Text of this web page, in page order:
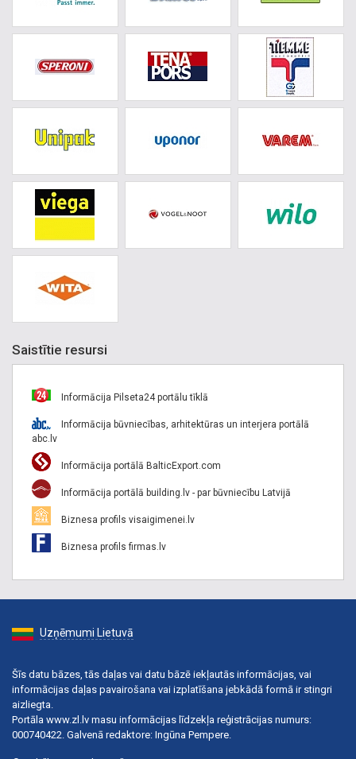
Saistītie resursi
Informācija Pilseta24 portālu tīklā
Informācija būvniecības, arhitektūras un interjera portālā
abc.lv
Informācija portālā BalticExport.com
Informācija portālā building.lv - par būvniecību Latvijā
Biznesa profils visaigimenei.lv
Biznesa profils firmas.lv
Uzņēmumi Lietuvā
Šīs datu bāzes, tās daļas vai datu bāzē iekļautās informācijas, vai
informācijas daļas pavairošana vai izplatīšana jebkādā formā ir stingri
aizliegta.
Portāla www.zl.lv masu informācijas līdzekļa reģistrācijas numurs:
000740422. Galvenā redaktore: Ingūna Pempere.